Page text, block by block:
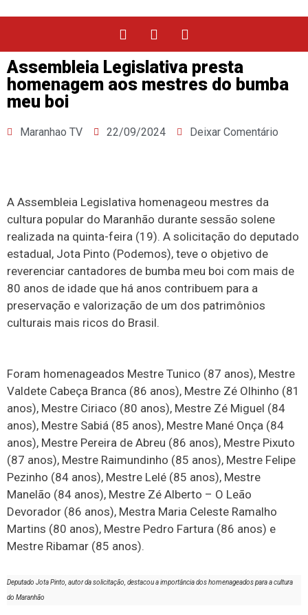
Assembleia Legislativa presta
homenagem aos mestres do bumba
meu boi
Maranhao TV 22/09/2024 Deixar Comentário
A Assembleia Legislativa homenageou mestres da
cultura popular do Maranhão durante sessão solene
realizada na quinta-feira (19). A solicitação do deputado
estadual, Jota Pinto (Podemos), teve o objetivo de
reverenciar cantadores de bumba meu boi com mais de
80 anos de idade que há anos contribuem para a
preservação e valorização de um dos patrimônios
culturais mais ricos do Brasil.
Foram homenageados Mestre Tunico (87 anos), Mestre
Valdete Cabeça Branca (86 anos), Mestre Zé Olhinho (81
anos), Mestre Ciriaco (80 anos), Mestre Zé Miguel (84
anos), Mestre Sabiá (85 anos), Mestre Mané Onça (84
anos), Mestre Pereira de Abreu (86 anos), Mestre Pixuto
(87 anos), Mestre Raimundinho (85 anos), Mestre Felipe
Pezinho (84 anos), Mestre Lelé (85 anos), Mestre
Manelão (84 anos), Mestre Zé Alberto – O Leão
Devorador (86 anos), Mestra Maria Celeste Ramalho
Martins (80 anos), Mestre Pedro Fartura (86 anos) e
Mestre Ribamar (85 anos).
Deputado Jota Pinto, autor da solicitação, destacou a importância dos homenageados para a cultura
do Maranhão